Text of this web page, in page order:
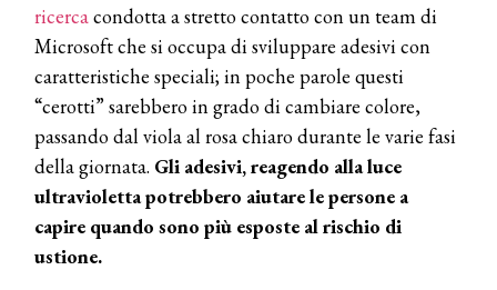
ricercacondotta a stretto contatto con un team di
Microsoft che si occupa di sviluppare adesivi con
caratteristiche speciali; in poche parole questi
“cerotti” sarebbero in grado di cambiare colore,
passando dal viola al rosa chiaro durante le varie fasi
della giornata. Gli adesivi, reagendo alla luce
ultravioletta potrebbero aiutare le persone a
capire quando sono più esposte al rischio di
ustione.